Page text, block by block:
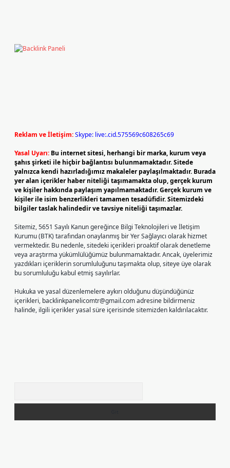
Reklam ve İletişim:Skype: live:.cid.575569c608265c69
Yasal Uyarı: Bu internet sitesi, herhangi bir marka, kurum veya
şahıs şirketi ile hiçbir bağlantısı bulunmamaktadır. Sitede
yalnızca kendi hazırladığımız makaleler paylaşılmaktadır. Burada
yer alan içerikler haber niteliği taşımamakta olup, gerçek kurum
ve kişiler hakkında paylaşım yapılmamaktadır. Gerçek kurum ve
kişiler ile isim benzerlikleri tamamen tesadüfidir. Sitemizdeki
bilgiler taslak halindedir ve tavsiye niteliği taşımazlar.
Sitemiz, 5651 Sayılı Kanun gereğince Bilgi Teknolojileri ve İletişim
Kurumu (BTK) tarafından onaylanmış bir Yer Sağlayıcı olarak hizmet
vermektedir. Bu nedenle, sitedeki içerikleri proaktif olarak denetleme
veya araştırma yükümlülüğümüz bulunmamaktadır. Ancak, üyelerimiz
yazdıkları içeriklerin sorumluluğunu taşımakta olup, siteye üye olarak
bu sorumluluğu kabul etmiş sayılırlar.
Hukuka ve yasal düzenlemelere aykırı olduğunu düşündüğünüz
içerikleri, backlinkpanelicomtr@gmail.comadresine bildirmeniz
halinde, ilgili içerikler yasal süre içerisinde sitemizden kaldırılacaktır.